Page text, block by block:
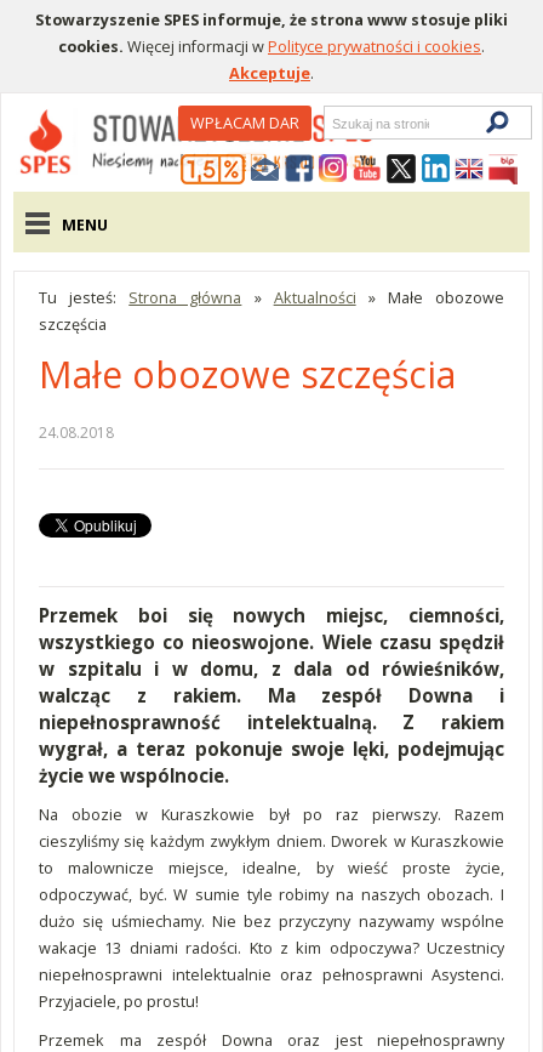
Stowarzyszenie SPES informuje, że strona www stosuje pliki
cookies. Więcej informacji wPolityce prywatności i cookies.
Akceptuje.
Menu pomocniczeWPŁACAM DAR
Wyszukiwarka
Menu główne
MENU
Tu jesteś: Strona główna » Aktualności » Małe obozowe
szczęścia
Małe obozowe szczęścia
24.08.2018
Przemek boi się nowych miejsc, ciemności,
wszystkiego co nieoswojone. Wiele czasu spędził
w szpitalu i w domu, z dala od rówieśników,
walcząc z rakiem. Ma zespół Downa i
niepełnosprawność intelektualną. Z rakiem
wygrał, a teraz pokonuje swoje lęki, podejmując
życie we wspólnocie.
Na obozie w Kuraszkowie był po raz pierwszy. Razem
cieszyliśmy się każdym zwykłym dniem. Dworek w Kuraszkowie
to malownicze miejsce, idealne, by wieść proste życie,
odpoczywać, być. W sumie tyle robimy na naszych obozach. I
dużo się uśmiechamy. Nie bez przyczyny nazywamy wspólne
wakacje 13 dniami radości. Kto z kim odpoczywa? Uczestnicy
niepełnosprawni intelektualnie oraz pełnosprawni Asystenci.
Przyjaciele, po prostu!
Przemek ma zespół Downa oraz jest niepełnosprawny